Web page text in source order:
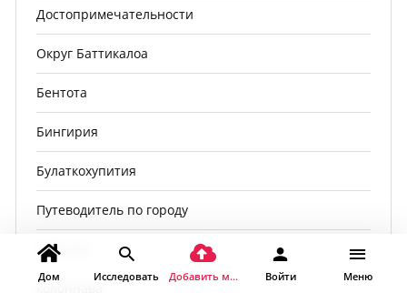
Достопримечательности
Округ Баттикалоа
Бентота
Бингирия
Булаткохупития
Путеводитель по городу
События
Дом Исследовать Добавить место Войти Меню